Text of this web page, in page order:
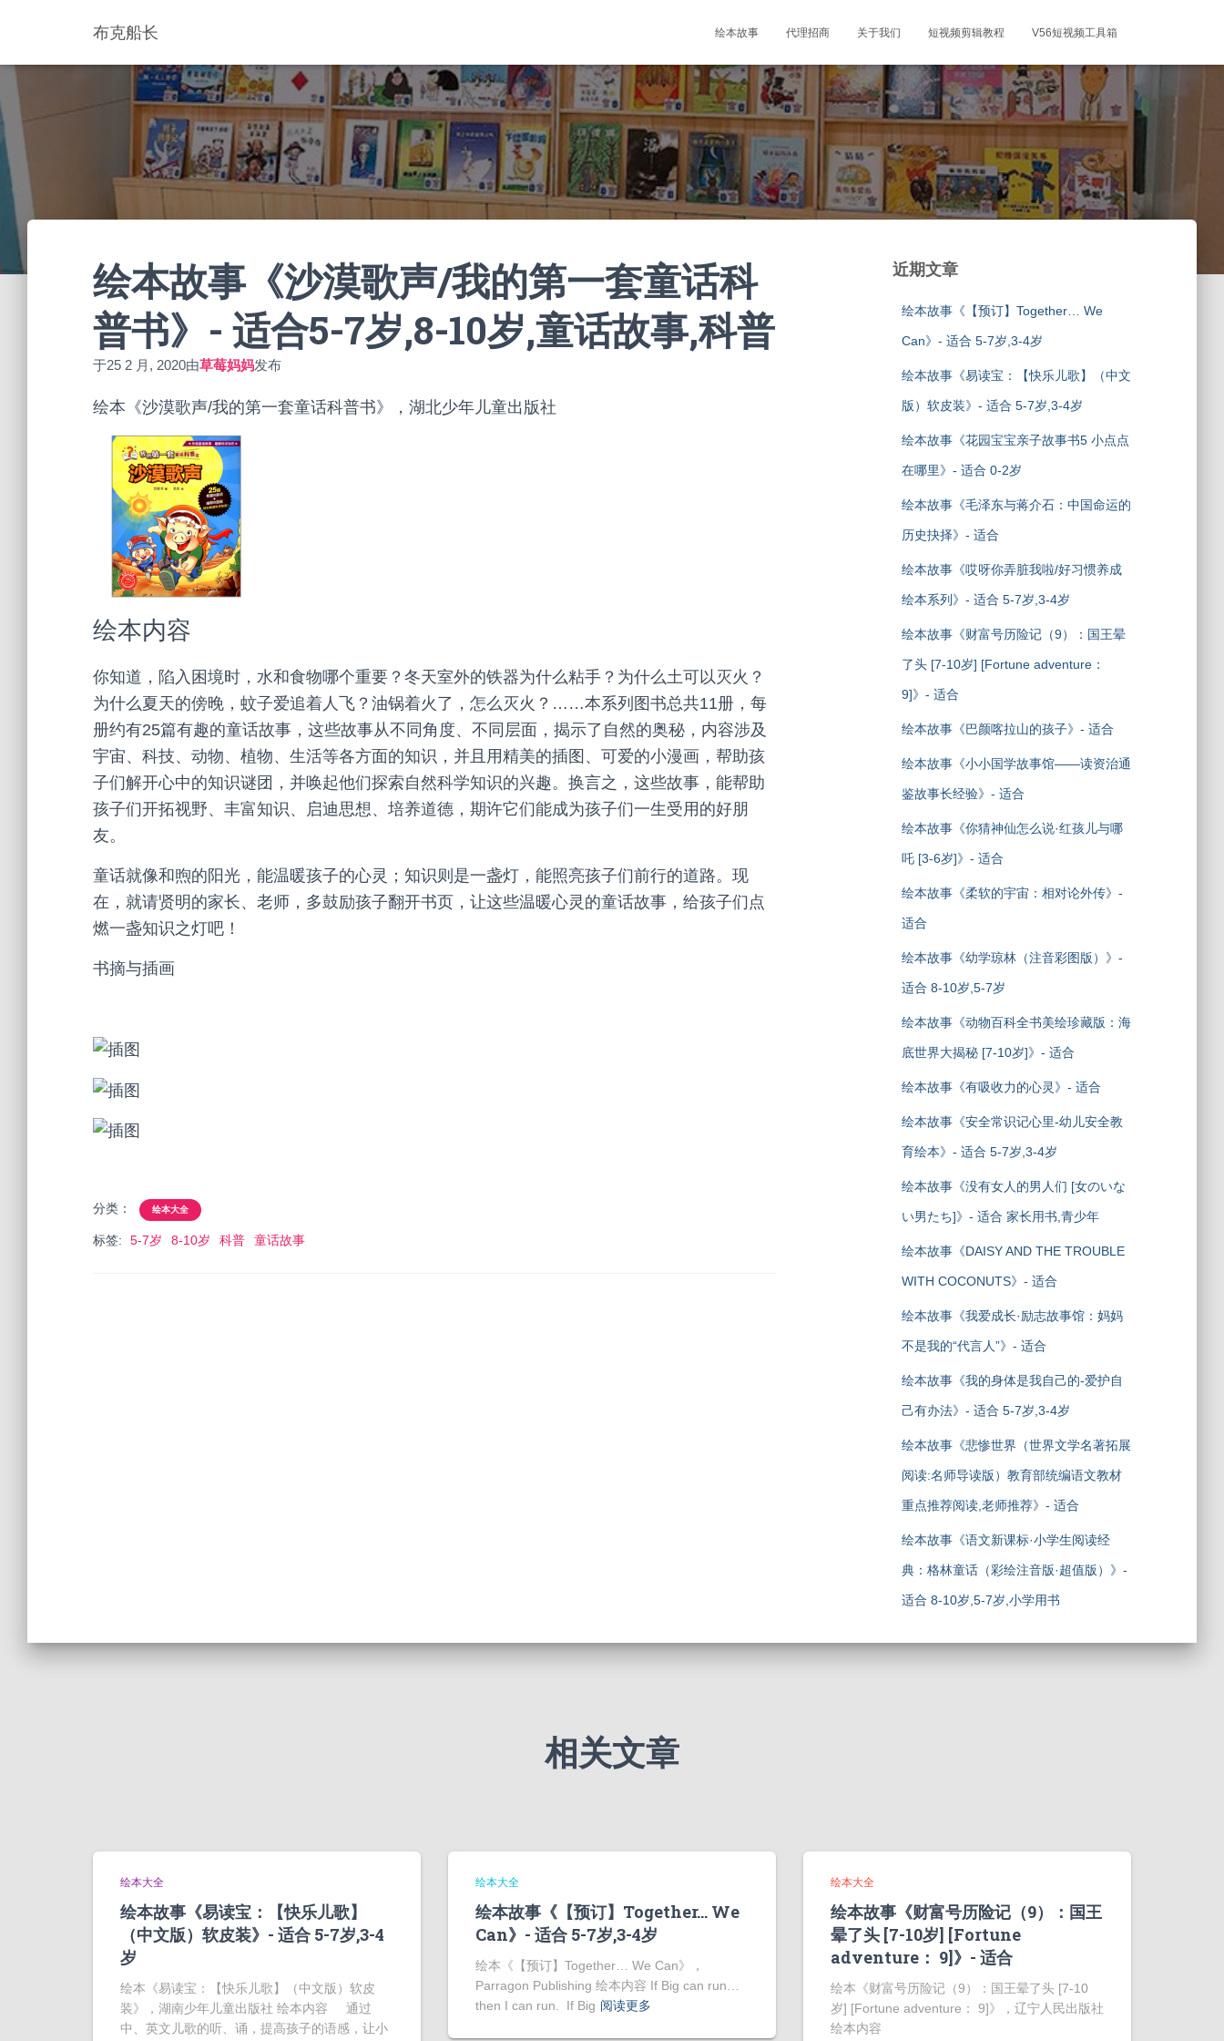
布克船长 绘本故事 代理招商 关于我们 短视频剪辑教程 V56短视频工具箱
绘本故事《沙漠歌声/我的第一套童话科
普书》- 适合5-7岁,8-10岁,童话故事,科普
于25 2 月, 2020由草莓妈妈发布
绘本《沙漠歌声/我的第一套童话科普书》，湖北少年儿童出版社
绘本内容
你知道，陷入困境时，水和食物哪个重要？冬天室外的铁器为什么粘手？为什么土可以灭火？
为什么夏天的傍晚，蚊子爱追着人飞？油锅着火了，怎么灭火？……本系列图书总共11册，每
册约有25篇有趣的童话故事，这些故事从不同角度、不同层面，揭示了自然的奥秘，内容涉及
宇宙、科技、动物、植物、生活等各方面的知识，并且用精美的插图、可爱的小漫画，帮助孩
子们解开心中的知识谜团，并唤起他们探索自然科学知识的兴趣。换言之，这些故事，能帮助
孩子们开拓视野、丰富知识、启迪思想、培养道德，期许它们能成为孩子们一生受用的好朋
友。
童话就像和煦的阳光，能温暖孩子的心灵；知识则是一盏灯，能照亮孩子们前行的道路。现
在，就请贤明的家长、老师，多鼓励孩子翻开书页，让这些温暖心灵的童话故事，给孩子们点
燃一盏知识之灯吧！
书摘与插画
分类： 绘本大全
标签: 5-7岁 8-10岁 科普 童话故事
近期文章
绘本故事《【预订】Together… We
Can》- 适合 5-7岁,3-4岁
绘本故事《易读宝：【快乐儿歌】（中文
版）软皮装》- 适合 5-7岁,3-4岁
绘本故事《花园宝宝亲子故事书5 小点点
在哪里》- 适合 0-2岁
绘本故事《毛泽东与蒋介石：中国命运的
历史抉择》- 适合
绘本故事《哎呀你弄脏我啦/好习惯养成
绘本系列》- 适合 5-7岁,3-4岁
绘本故事《财富号历险记（9）：国王晕
了头 [7-10岁] [Fortune adventure：
9]》- 适合
绘本故事《巴颜喀拉山的孩子》- 适合
绘本故事《小小国学故事馆——读资治通
鉴故事长经验》- 适合
绘本故事《你猜神仙怎么说·红孩儿与哪
吒 [3-6岁]》- 适合
绘本故事《柔软的宇宙：相对论外传》-
适合
绘本故事《幼学琼林（注音彩图版）》-
适合 8-10岁,5-7岁
绘本故事《动物百科全书美绘珍藏版：海
底世界大揭秘 [7-10岁]》- 适合
绘本故事《有吸收力的心灵》- 适合
绘本故事《安全常识记心里-幼儿安全教
育绘本》- 适合 5-7岁,3-4岁
绘本故事《没有女人的男人们 [女のいな
い男たち]》- 适合 家长用书,青少年
绘本故事《DAISY AND THE TROUBLE
WITH COCONUTS》- 适合
绘本故事《我爱成长·励志故事馆：妈妈
不是我的“代言人”》- 适合
绘本故事《我的身体是我自己的-爱护自
己有办法》- 适合 5-7岁,3-4岁
绘本故事《悲惨世界（世界文学名著拓展
阅读:名师导读版）教育部统编语文教材
重点推荐阅读,老师推荐》- 适合
绘本故事《语文新课标·小学生阅读经
典：格林童话（彩绘注音版·超值版）》-
适合 8-10岁,5-7岁,小学用书
相关文章
绘本大全
绘本故事《易读宝：【快乐儿歌】
（中文版）软皮装》- 适合 5-7岁,3-4
岁
绘本《易读宝：【快乐儿歌】（中文版）软皮
装》，湖南少年儿童出版社 绘本内容 通过
中、英文儿歌的听、诵，提高孩子的语感，让小
绘本大全
绘本故事《【预订】Together… We
Can》- 适合 5-7岁,3-4岁
绘本《【预订】Together… We Can》，
Parragon Publishing 绘本内容 If Big can run…
then I can run. If Big 阅读更多
绘本大全
绘本故事《财富号历险记（9）：国王
晕了头 [7-10岁] [Fortune
adventure： 9]》- 适合
绘本《财富号历险记（9）：国王晕了头 [7-10
岁] [Fortune adventure： 9]》，辽宁人民出版社
绘本内容